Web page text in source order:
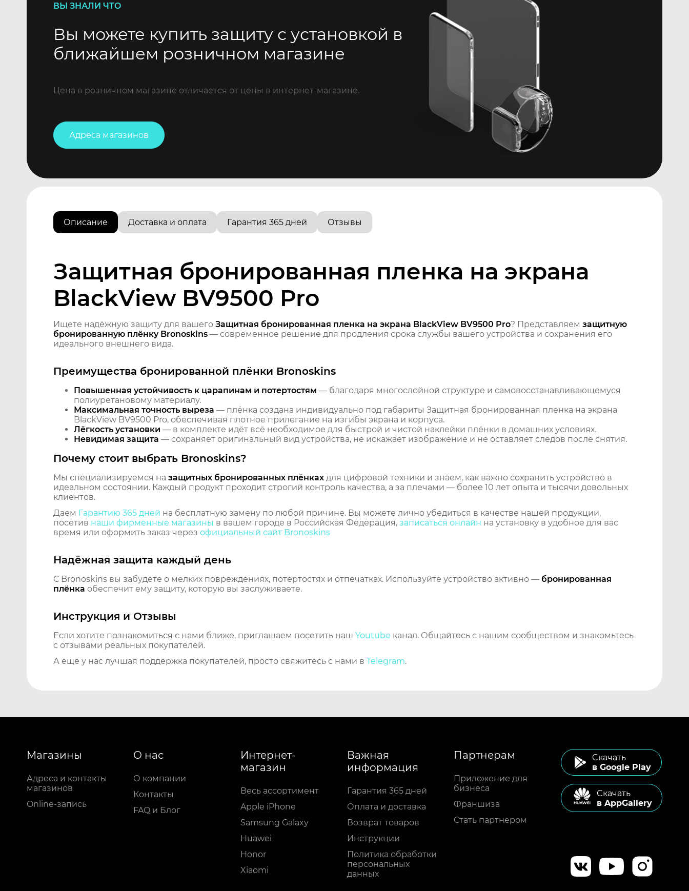
ВЫ ЗНАЛИ ЧТО
Вы можете купить защиту с установкой в
ближайшем розничном магазине
Цена в розничном магазине отличается от цены в интернет-магазине.
Адреса магазинов
Описание Доставка и оплата Гарантия 365 дней Отзывы
Защитная бронированная пленка на экрана
BlackView BV9500 Pro
Ищете надёжную защиту для вашего Защитная бронированная пленка на экрана BlackView BV9500 Pro? Представляем защитную
бронированную плёнку Bronoskins — современное решение для продления срока службы вашего устройства и сохранения его
идеального внешнего вида.
Преимущества бронированной плёнки Bronoskins
Повышенная устойчивость к царапинам и потертостям — благодаря многослойной структуре и самовосстанавливающемуся
полиуретановому материалу.
Максимальная точность выреза — плёнка создана индивидуально под габариты Защитная бронированная пленка на экрана
BlackView BV9500 Pro, обеспечивая плотное прилегание на изгибы экрана и корпуса.
Лёгкость установки — в комплекте идёт всё необходимое для быстрой и чистой наклейки плёнки в домашних условиях.
Невидимая защита — сохраняет оригинальный вид устройства, не искажает изображение и не оставляет следов после снятия.
Почему стоит выбрать Bronoskins?
Мы специализируемся на защитных бронированных плёнках для цифровой техники и знаем, как важно сохранить устройство в
идеальном состоянии. Каждый продукт проходит строгий контроль качества, а за плечами — более 10 лет опыта и тысячи довольных
клиентов.
Даем Гарантию 365 дней на бесплатную замену по любой причине. Вы можете лично убедиться в качестве нашей продукции,
посетив наши фирменные магазины в вашем городе в Российская Федерация, записаться онлайн на установку в удобное для вас
время или оформить заказ через официальный сайт Bronoskins
Надёжная защита каждый день
С Bronoskins вы забудете о мелких повреждениях, потертостях и отпечатках. Используйте устройство активно — бронированная
плёнка обеспечит ему защиту, которую вы заслуживаете.
Инструкция и Отзывы
Если хотите познакомиться с нами ближе, приглашаем посетить наш Youtube канал. Общайтесь с нашим сообществом и знакомьтесь
с отзывами реальных покупателей.
А еще у нас лучшая поддержка покупателей, просто свяжитесь с нами в Telegram.
Магазины
Адреса и контакты
магазинов
Online-запись
О нас
О компании
Контакты
FAQ и Блог
Интернет-
магазин
Весь ассортимент
Apple iPhone
Samsung Galaxy
Huawei
Honor
Xiaomi
Важная
информация
Гарантия 365 дней
Оплата и доставка
Возврат товаров
Инструкции
Политика обработки
персональных
данных
Партнерам
Приложение для
бизнеса
Франшиза
Стать партнером
Cкачать
в Google Play
Cкачать
в AppGallery